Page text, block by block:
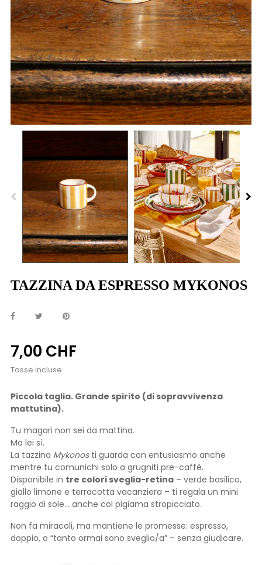
TAZZINA DA ESPRESSO MYKONOS
7,00 CHF
Tasse incluse
Piccola taglia. Grande spirito (di sopravvivenza
mattutina).
Tu magari non sei da mattina.
Ma lei sì.
La tazzina Mykonosti guarda con entusiasmo anche
mentre tu comunichi solo a grugniti pre-caffè.
Disponibile in tre colori sveglia-retina – verde basilico,
giallo limone e terracotta vacanziera – ti regala un mini
raggio di sole… anche col pigiama stropicciato.
Non fa miracoli, ma mantiene le promesse: espresso,
doppio, o “tanto ormai sono sveglio/a” – senza giudicare.